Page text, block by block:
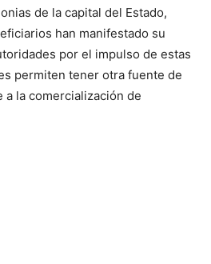
de la capital del Estado,
han manifestado su
por el impulso de estas
permiten tener otra fuente de
la comercialización de